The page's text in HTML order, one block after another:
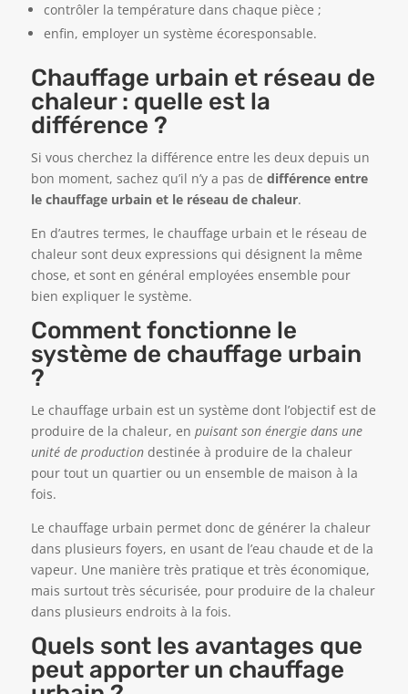
contrôler la température dans chaque pièce ;
enfin, employer un système écoresponsable.
Chauffage urbain et réseau de
chaleur : quelle est la
différence ?
Si vous cherchez la différence entre les deux depuis un
bon moment, sachez qu’il n’y a pas de différence entre
le chauffage urbain et le réseau de chaleur.
En d’autres termes, le chauffage urbain et le réseau de
chaleur sont deux expressions qui désignent la même
chose, et sont en général employées ensemble pour
bien expliquer le système.
Comment fonctionne le
système de chauffage urbain
?
Le chauffage urbain est un système dont l’objectif est de
produire de la chaleur, en puisant son énergie dans une
unité de productiondestinée à produire de la chaleur
pour tout un quartier ou un ensemble de maison à la
fois.
Le chauffage urbain permet donc de générer la chaleur
dans plusieurs foyers, en usant de l’eau chaude et de la
vapeur. Une manière très pratique et très économique,
mais surtout très sécurisée, pour produire de la chaleur
dans plusieurs endroits à la fois.
Quels sont les avantages que
peut apporter un chauffage